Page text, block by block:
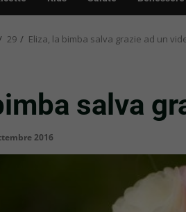
29 Eliza, la bimba salva grazie ad un
salva
2016